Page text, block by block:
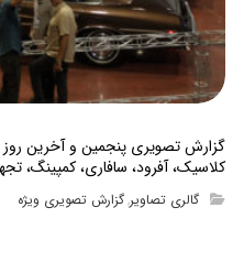
گزارش تصویری پنجمین و آخرین
کلاسیک، آفرود، سافاری، کمپینگ،
گالری تصاویر,گزارش تصویری ویژه